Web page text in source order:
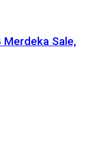
Merdeka Sale,